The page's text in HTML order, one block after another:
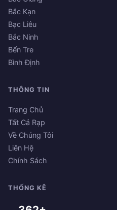
Bắc Kạn
Bạc Liêu
Bắc Ninh
Bến Tre
Bình Định
THÔNG TIN
Trang Chủ
Tất Cả Rạp
Về Chúng Tôi
Liên Hệ
Chính Sách
THỐNG KÊ